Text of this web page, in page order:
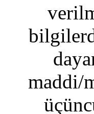
maddi/